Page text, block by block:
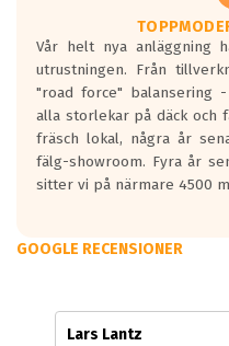
Vår helt nya anläggning
utrustningen. Från
"road force" balansering
alla storlekar på däck och
fräsch lokal, några år
fälg-showroom. Fyra år
sitter vi på närmare 4500
GOOGLE RECENSIONER
Lars Lantz